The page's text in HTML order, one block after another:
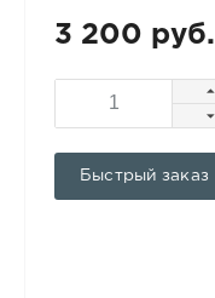
3 200 руб.
Быстрый заказ